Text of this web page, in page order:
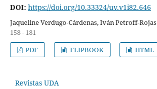
DOI: https://doi.org/10.33324/uv.v1i82.646
Jaqueline Verdugo-Cárdenas, Iván Petroff-Rojas
158 - 181
PDF
FLIPBOOK HTML
Revistas UDA